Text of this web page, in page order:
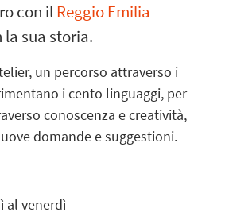
con ilReggio Emilia
la sua storia.
un percorso attraverso i
i cento linguaggi, per
conoscenza e creatività,
domande e suggestioni.
al venerdì